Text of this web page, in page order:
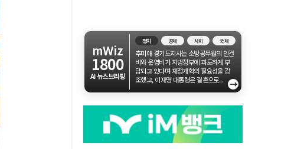
mWiz
1800
AI 뉴스브리핑
정치 경제 사회 국제
추미애 경기도지사는 소방공무원의 인건
비와 운영비가 지방정부에 과도하게 부
담되고 있다며 재정개혁의 필요성을 강
조했고, 이재명 대통령은 결혼으로...
→